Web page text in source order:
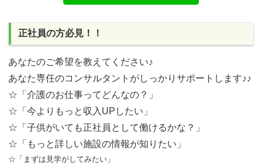
正社員の方必見！！
あなたのご希望を教えてください♪
あなた専任のコンサルタントがしっかりサポートします♪♪
☆「介護のお仕事ってどんなの？」
☆「今よりもっと収入UPしたい」
☆「子供がいても正社員として働けるかな？」
☆「もっと詳しい施設の情報が知りたい」
☆「まずは見学がしてみたい」